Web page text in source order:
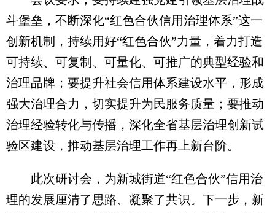
斗堡垒，不断深化“红色合伙信用治理体系”这一
创新机制，持续用好“红色合伙”力量，着力打造
可持续、可复制、可量化、可推广的典型经验和
治理品牌；要提升社会信用体系建设水平，形成
强大治理合力，切实提升为民服务质量；要推动
治理经验转化与传播，深化全省基层治理创新试
验区建设，推动基层治理工作再上新台阶。
此次研讨会，为新城街道“红色合伙”信用治
理的发展厘清了思路、凝聚了共识。下一步，新